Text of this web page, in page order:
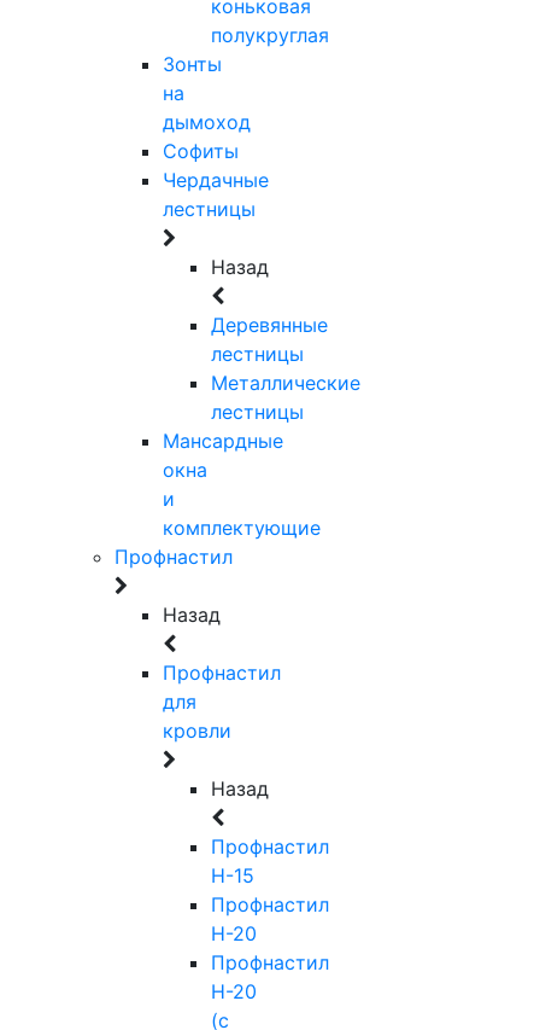
коньковая
полукруглая
Зонты
на
дымоход
Софиты
Чердачные
лестницы
Назад
Деревянные
лестницы
Металлические
лестницы
Мансардные
окна
и
комплектующие
Профнастил
Назад
Профнастил
для
кровли
Назад
Профнастил
Н-15
Профнастил
Н-20
Профнастил
Н-20
(с